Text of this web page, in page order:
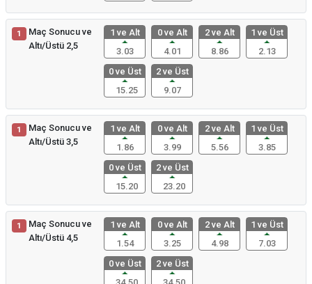
1
Maç Sonucu ve
Altı/Üstü 2,5
1 ve Alt
3.03
0 ve Alt
4.01
2 ve Alt
8.86
1 ve Üst
2.13
0 ve Üst
15.25
2 ve Üst
9.07
1
Maç Sonucu ve
Altı/Üstü 3,5
1 ve Alt
1.86
0 ve Alt
3.99
2 ve Alt
5.56
1 ve Üst
3.85
0 ve Üst
15.20
2 ve Üst
23.20
1
Maç Sonucu ve
Altı/Üstü 4,5
1 ve Alt
1.54
0 ve Alt
3.25
2 ve Alt
4.98
1 ve Üst
7.03
0 ve Üst
2 ve Üst